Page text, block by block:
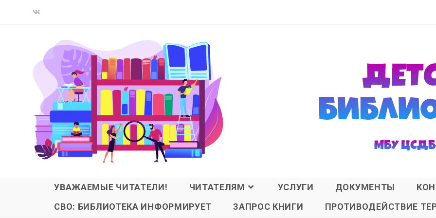
УВАЖАЕМЫЕ ЧИТАТЕЛИ! ЧИТАТЕЛЯМ УСЛУГИ ДОКУМЕНТЫ
СВО: БИБЛИОТЕКА ИНФОРМИРУЕТ
ЗАПРОС КНИГИ ПРОТИВОДЕЙСТВИЕ